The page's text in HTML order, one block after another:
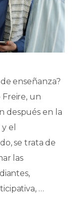
enseñanza?
Freire, un
después en la
el
se trata de
las
…